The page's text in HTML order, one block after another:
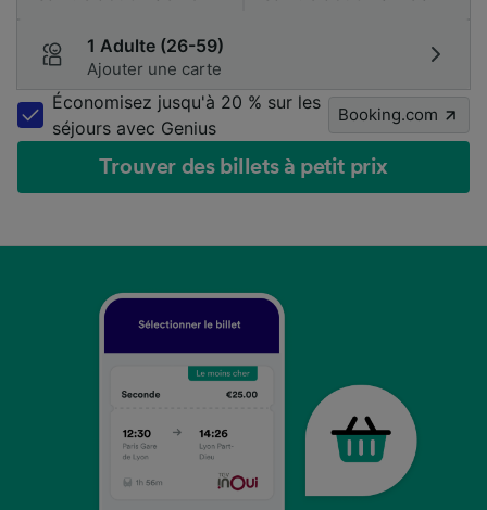
1 Adulte (26-59)
Ajouter une carte
Économisez jusqu'à 20 % sur les
séjours avec Genius
Booking.com
Trouver des billets à petit prix